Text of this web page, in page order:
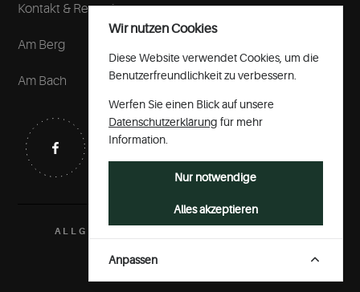
Kontakt & Reservierung
Am Berg
Am Bach
Soziale
Netzwerke
Unsere
Facebook
Seite
ALLGEMEINE GESCHÄFTSBEDINGUNGEN
Design
und
Wir nutzen Cookies
Diese Website verwendet Cookies, um die
Benutzerfreundlichkeit zu verbessern.
Werfen Sie einen Blick auf unsere
Datenschutzerklärung für mehr
Information.
Nur notwendige
Alles akzeptieren
Anpassen